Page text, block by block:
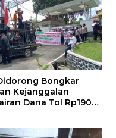
Bongkar
Kejanggalan
Dana Tol Rp190